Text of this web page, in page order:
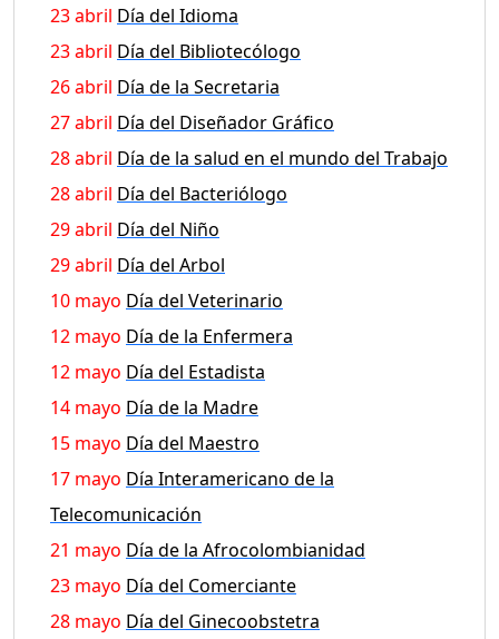
23 abril Día del Idioma
23 abril Día del Bibliotecólogo
26 abril Día de la Secretaria
27 abril Día del Diseñador Gráfico
28 abril Día de la salud en el mundo del Trabajo
28 abril Día del Bacteriólogo
29 abril Día del Niño
29 abril Día del Arbol
10 mayo Día del Veterinario
12 mayo Día de la Enfermera
12 mayo Día del Estadista
14 mayo Día de la Madre
15 mayo Día del Maestro
17 mayo Día Interamericano de la
Telecomunicación
21 mayo Día de la Afrocolombianidad
23 mayo Día del Comerciante
28 mayo Día del Ginecoobstetra